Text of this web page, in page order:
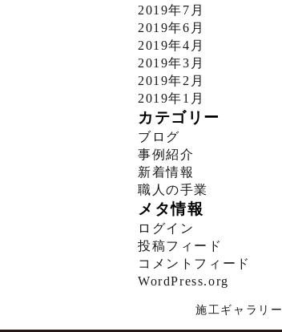
2019年7月
2019年6月
2019年4月
2019年3月
2019年2月
2019年1月
カテゴリー
ブログ
事例紹介
新着情報
職人の手業
メタ情報
ログイン
投稿フィード
コメントフィード
WordPress.org
施工ギャラリー